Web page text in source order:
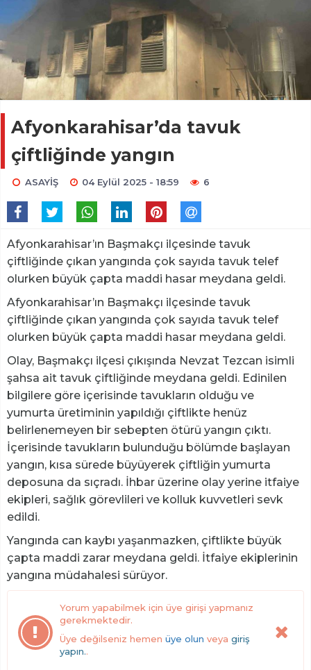
Afyonkarahisar’da tavuk
çiftliğinde yangın
ASAYİŞ 04 Eylül 2025 - 18:59 6
Afyonkarahisar’ın Başmakçı ilçesinde tavuk
çiftliğinde çıkan yangında çok sayıda tavuk telef
olurken büyük çapta maddi hasar meydana geldi.
Afyonkarahisar’ın Başmakçı ilçesinde tavuk
çiftliğinde çıkan yangında çok sayıda tavuk telef
olurken büyük çapta maddi hasar meydana geldi.
Olay, Başmakçı ilçesi çıkışında Nevzat Tezcan isimli
şahsa ait tavuk çiftliğinde meydana geldi. Edinilen
bilgilere göre içerisinde tavukların olduğu ve
yumurta üretiminin yapıldığı çiftlikte henüz
belirlenemeyen bir sebepten ötürü yangın çıktı.
İçerisinde tavukların bulunduğu bölümde başlayan
yangın, kısa sürede büyüyerek çiftliğin yumurta
deposuna da sıçradı. İhbar üzerine olay yerine itfaiye
ekipleri, sağlık görevlileri ve kolluk kuvvetleri sevk
edildi.
Yangında can kaybı yaşanmazken, çiftlikte büyük
çapta maddi zarar meydana geldi. İtfaiye ekiplerinin
yangına müdahalesi sürüyor.
Yorum yapabilmek için üye girişi yapmanız
gerekmektedir.
Üye değilseniz hemen üye olun veya giriş
yapın..